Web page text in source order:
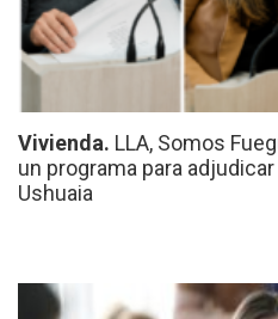
Vivienda. LLA, Somos
un programa para
Ushuaia